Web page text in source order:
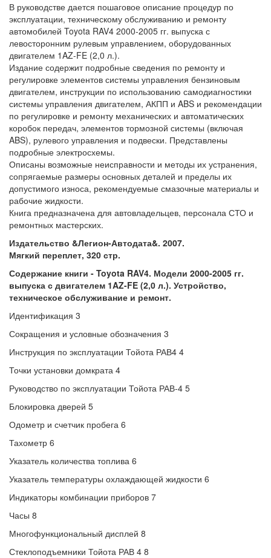
В руководстве дается пошаговое описание процедур по
эксплуатации, техническому обслуживанию и ремонту
автомобилей Toyota RAV4 2000-2005 гг. выпуска с
левосторонним рулевым управлением, оборудованных
двигателем 1AZ-FE (2,0 л.).
Издание содержит подробные сведения по ремонту и
регулировке элементов системы управления бензиновым
двигателем, инструкции по использованию самодиагностики
системы управления двигателем, АКПП и ABS и рекомендации
по регулировке и ремонту механических и автоматических
коробок передач, элементов тормозной системы (включая
ABS), рулевого управления и подвески. Представлены
подробные электросхемы.
Описаны возможные неисправности и методы их устранения,
сопрягаемые размеры основных деталей и пределы их
допустимого износа, рекомендуемые смазочные материалы и
рабочие жидкости.
Книга предназначена для автовладельцев, персонала СТО и
ремонтных мастерских.
Издательство &Легион-Автодата&. 2007.
Мягкий переплет, 320 стр.
Содержание книги - Toyota RAV4. Модели 2000-2005 гг.
выпуска с двигателем 1AZ-FE (2,0 л.). Устройство,
техническое обслуживание и ремонт.
Идентификация 3
Сокращения и условные обозначения 3
Инструкция по эксплуатации Тойота РАВ4 4
Точки установки домкрата 4
Руководство по эксплуатации Тойота РАВ-4 5
Блокировка дверей 5
Одометр и счетчик пробега 6
Тахометр 6
Указатель количества топлива 6
Указатель температуры охлаждающей жидкости 6
Индикаторы комбинации приборов 7
Часы 8
Многофункциональный дисплей 8
Стеклоподъемники Тойота РАВ 4 8